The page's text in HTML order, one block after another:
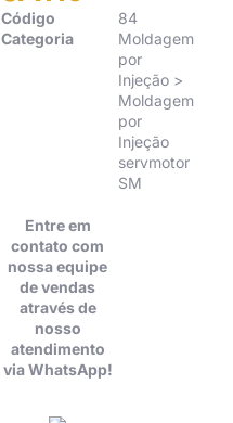
Código
84
Categoria
Moldagem
por
Injeção >
Moldagem
por
Injeção
servmotor
SM
Entre em
contato com
nossa equipe
de vendas
através de
nosso
atendimento
via WhatsApp!